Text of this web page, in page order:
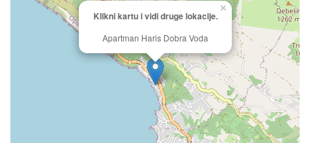
Klikni kartu i vidi druge lokacije.
Apartman Haris Dobra Voda
×